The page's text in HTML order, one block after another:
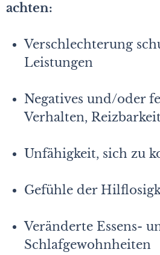
achten:
Verschlechterung
Leistungen
Negatives und/oder
Verhalten,
Unfähigkeit, sich zu
Gefühle der
Veränderte Essens-
Schlafgewohnheiten